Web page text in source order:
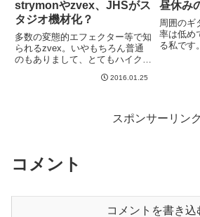
strymonやzvex、JHSがス
タジオ機材化？
多数の変態的エフェクター等で知
られるzvex。いやもちろん普通
のもありまして、とてもハイクオ
ダルです。そのzvexが、2016.01.25
昼休み
周囲のギ
率は低め
る私です
ように
れ...
スポンサーリンク
コメント
コメントを書き込